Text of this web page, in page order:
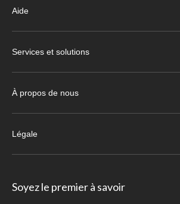
Aide
Services et solutions
À propos de nous
Légale
Soyez le premier à savoir